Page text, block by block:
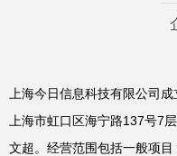
上海今日信息科技有限公司
上海市虹口区海宁路137号7
文超。经营范围包括一般项目